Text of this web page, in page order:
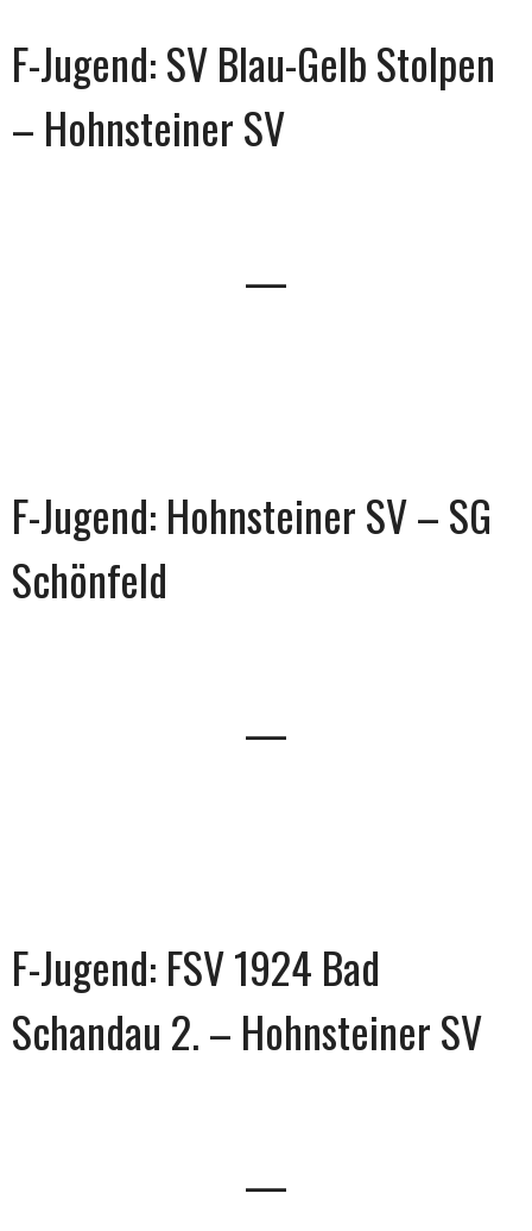
F-Jugend: SV Blau-Gelb Stolpen
– Hohnsteiner SV
—
F-Jugend: Hohnsteiner SV – SG
Schönfeld
—
F-Jugend: FSV 1924 Bad
Schandau 2. – Hohnsteiner SV
—